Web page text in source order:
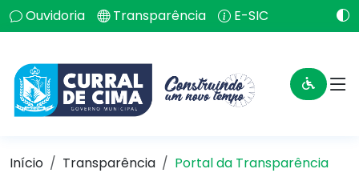
Ouvidoria Transparência E-SIC
Início Transparência Portal da Transparência